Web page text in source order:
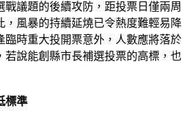
戰議題的後續攻防，距投票日僅兩周
，風暴的持續延燒已令熱度難輕易降
臨時重大投開票意外，人數應將落於
若說能創縣市長補選投票的高標，也
標準